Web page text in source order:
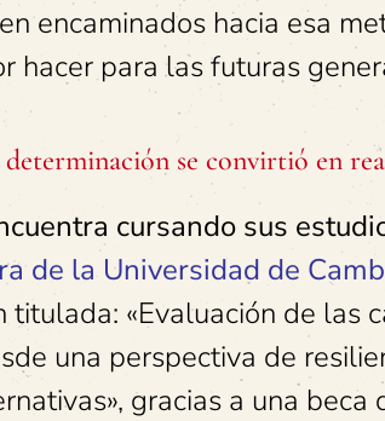
encaminados hacia esa
hacer para las futuras
se convirtió en
cursando sus
de la Universidad de
«Evaluación de las
una perspectiva de
gracias a una